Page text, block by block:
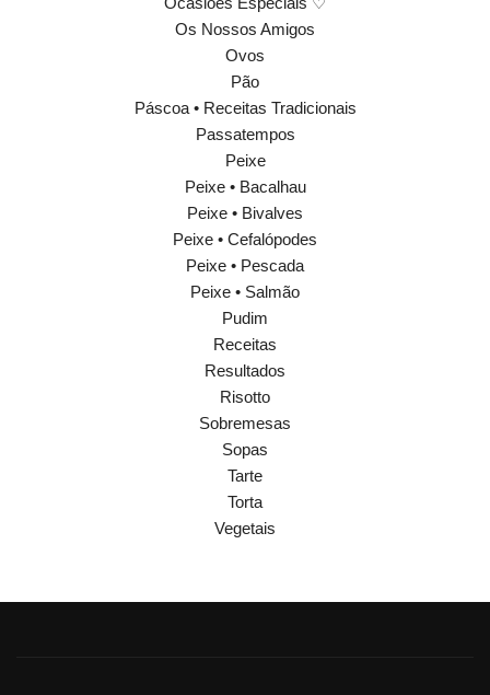
Os Nossos Amigos
Ovos
Pão
Páscoa • Receitas Tradicionais
Passatempos
Peixe
Peixe • Bacalhau
Peixe • Bivalves
Peixe • Cefalópodes
Peixe • Pescada
Peixe • Salmão
Pudim
Receitas
Resultados
Risotto
Sobremesas
Sopas
Tarte
Torta
Vegetais